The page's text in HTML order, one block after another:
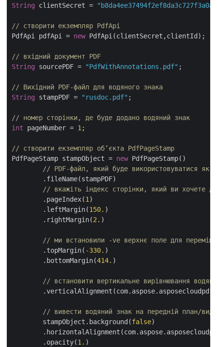
String clientSecret =
// створити екземпляр PdfApi
PdfApi pdfApi = new PdfApi(clientSecret,clientId);
// вхідний документ PDF
String sourcePDF = "PdfWithAnnotations.pdf" ;
// Вихідний PDF-файл для водяного знака
String stampPDF = "rusdoc.pdf" ;
// номер сторінки, де буде додано водяний знак
int pageNumber = 1;
// створити екземпляр об’єкта PdfPageStamp
PdfPageStamp stampObject = new PdfPageStamp()
// PDF-файл, який буде використовуватися як
// вкажіть індекс сторінки, який ви хочете
	.pageIndex(
1)
	.leftMargin(
150. )
	.rightMargin(
2. )
// ми встановили -ve верхнє поле для
	.topMargin(
-330. )
	.bottomMargin(
414. )
// встановити вертикальне вирівнювання
// вивести водяний знак на передній план/
	stampObject.background(
false)
	.opacity(
1. )